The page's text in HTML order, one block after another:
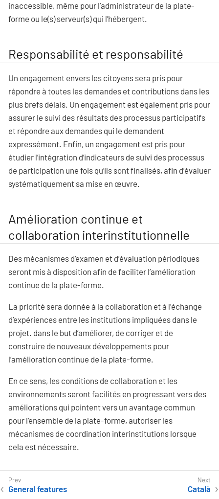
inaccessible, même pour l’administrateur de la plate-
forme ou le(s) serveur(s) qui l’hébergent.
Responsabilité et responsabilité
Un engagement envers les citoyens sera pris pour
répondre à toutes les demandes et contributions dans les
plus brefs délais. Un engagement est également pris pour
assurer le suivi des résultats des processus participatifs
et répondre aux demandes qui le demandent
expressément. Enfin, un engagement est pris pour
étudier l’intégration d’indicateurs de suivi des processus
de participation une fois qu’ils sont finalisés, afin d’évaluer
systématiquement sa mise en œuvre.
Amélioration continue et
collaboration interinstitutionnelle
Des mécanismes d’examen et d’évaluation périodiques
seront mis à disposition afin de faciliter l’amélioration
continue de la plate-forme.
La priorité sera donnée à la collaboration et à l’échange
d’expériences entre les institutions impliquées dans le
projet. dans le but d’améliorer, de corriger et de
construire de nouveaux développements pour
l’amélioration continue de la plate-forme.
En ce sens, les conditions de collaboration et les
environnements seront facilités en progressant vers des
améliorations qui pointent vers un avantage commun
pour l’ensemble de la plate-forme, autoriser les
mécanismes de coordination interinstitutions lorsque
cela est nécessaire.
General features Català